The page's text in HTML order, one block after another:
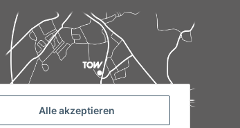
Alle akzeptieren